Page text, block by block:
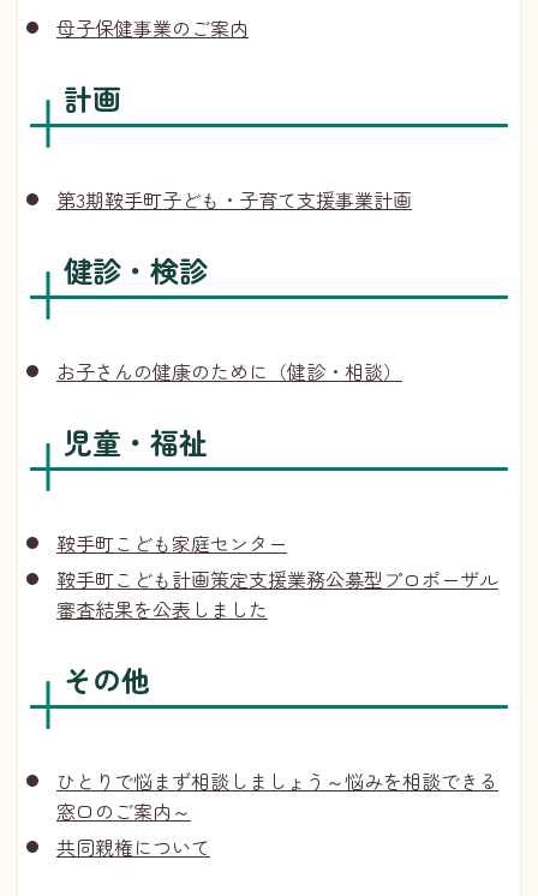
母子保健事業のご案内
計画
第3期鞍手町子ども・子育て支援事業計画
健診・検診
お子さんの健康のために（健診・相談）
児童・福祉
鞍手町こども家庭センター
鞍手町こども計画策定支援業務公募型プロポーザル
審査結果を公表しました
その他
ひとりで悩まず相談しましょう～悩みを相談できる
窓口のご案内～
共同親権について